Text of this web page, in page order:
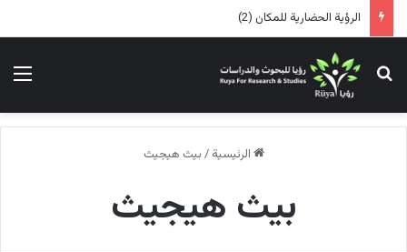
الرؤية الحضارية للمكان (2)
بحث عن
الرئيسية / بيث هيجيث
بيث هيجيث